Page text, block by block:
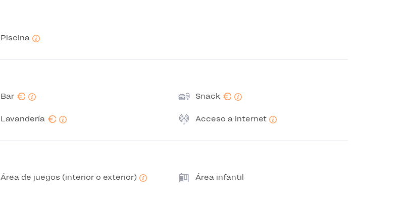
Piscina
Bar € Snack €
Lavandería € Acceso a internet
Área de juegos (interior o exterior) Área infantil